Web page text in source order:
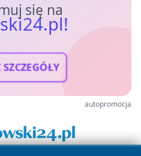
się na
autopromocja